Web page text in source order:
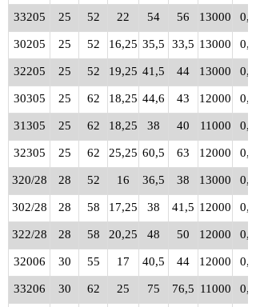
33205 25 52 22 54 56 13000 0,23
30205 25 52 16,25 35,5 33,5 13000 0,15
32205 25 52 19,25 41,5 44 13000 0,19
30305 25 62 18,25 44,6 43 12000 0,26
31305 25 62 18,25 38 40 11000 0,26
32305 25 62 25,25 60,5 63 12000 0,36
320/28 28 52 16 36,5 38 13000 0,15
302/28 28 58 17,25 38 41,5 12000 0,25
322/28 28 58 20,25 48 50 12000 0,25
32006 30 55 17 40,5 44 12000 0,17
33206 30 62 25 75 76,5 11000 0,37